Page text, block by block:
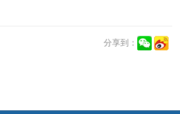
分享到：